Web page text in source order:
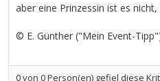
aber eine Prinzessin ist es
© E. Günther ("Mein Event-
0von 0Person(en) gefiel diese